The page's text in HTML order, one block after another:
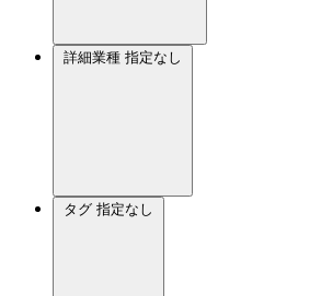
詳細業種 指定なし
タグ 指定なし